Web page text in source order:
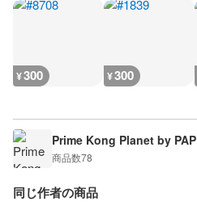
¥300 ¥300
Prime Kong Planet by PAP
商品数78
同じ作者の商品